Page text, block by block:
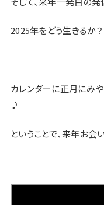
2025年をどう生きるか
カレンダーに正月にみ
♪
ということで、来年お会い